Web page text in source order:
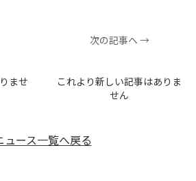
ませ
次の記事へ →
これより新しい記事はありま
せん
ュース一覧へ戻る